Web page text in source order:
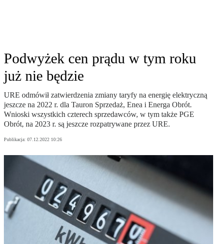
Podwyżek cen prądu w tym roku
już nie będzie
URE odmówił zatwierdzenia zmiany taryfy na energię elektryczną
jeszcze na 2022 r. dla Tauron Sprzedaż, Enea i Energa Obrót.
Wnioski wszystkich czterech sprzedawców, w tym także PGE
Obrót, na 2023 r. są jeszcze rozpatrywane przez URE.
Publikacja: 07.12.2022 10:26